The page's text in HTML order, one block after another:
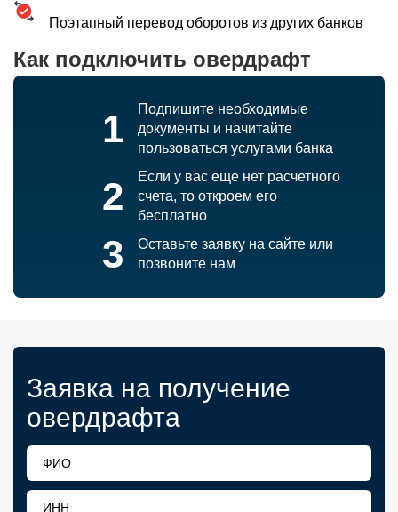
Поэтапный перевод оборотов из других банков
Как подключить овердрафт
1
Подпишите необходимые
документы и начитайте
пользоваться услугами банка
2
Если у вас еще нет расчетного
счета, то откроем его
бесплатно
3
Оставьте заявку на сайте или
позвоните нам
Заявка на получение
овердрафта